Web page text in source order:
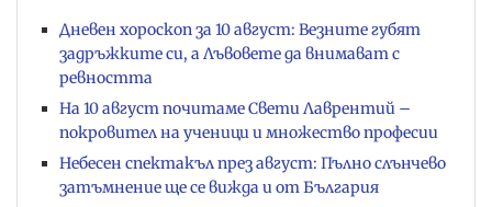
Дневен хороскоп за 10 август: Везните губят
задръжките си, а Лъвовете да внимават с
ревността
На 10 август почитаме Свети Лаврентий –
покровител на ученици и множество професии
Небесен спектакъл през август: Пълно слънчево
затъмнение ще се вижда и от България